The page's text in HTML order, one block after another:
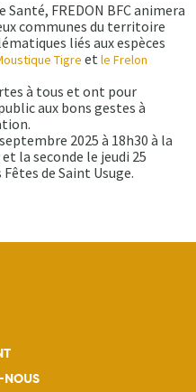
FREDON BFC animera
communes du territoire
liés aux espèces
Tigre etle Frelon
à tous et ont pour
aux bons gestes à
2025 à 18h30 à la
la seconde le jeudi 25
de Saint Usuge.
NOUS